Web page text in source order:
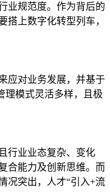
业规范度。作为背后的
搭上数字化转型列车，
应对业务发展，并基于
理模式灵活多样，且极
行业业态复杂、变化
合能力及创新思维。而
况突出，人才“引入+流